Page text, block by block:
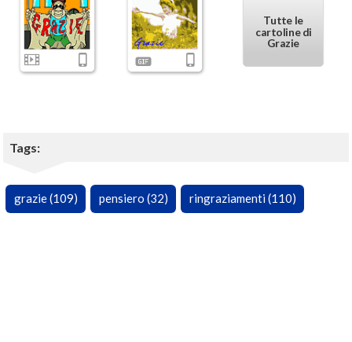
Tutte le
cartoline di
Grazie
Tags:
grazie (109) pensiero (32) ringraziamenti (110)